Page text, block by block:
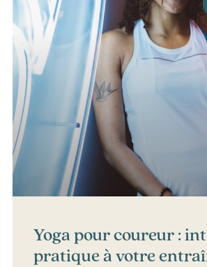
Yoga pour coureur :
pratique à votre